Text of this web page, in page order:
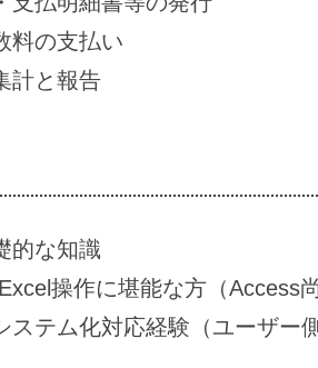
料の支払い
計と報告
的な知識
操作に堪能な方（Access尚
テム化対応経験（ユーザー側